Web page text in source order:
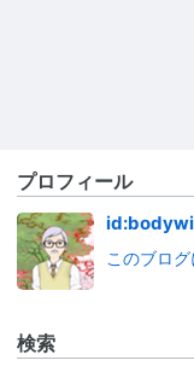
プロフィール
このブロ
検索